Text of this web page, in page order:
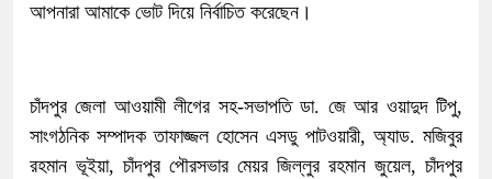
আপনারা আমাকে ভোট দিয়ে নির্বাচিত করেছেন।
চাঁদপুর জেলা আওয়ামী লীগের সহ-সভাপতি ডা. জে আর ওয়াদুদ টিপু,
সাংগঠনিক সম্পাদক তাফাজ্জল হোসেন এসডু পাটওয়ারী, অ্যাড. মজিবুর
রহমান ভূইয়া, চাঁদপুর পৌরসভার মেয়র জিল্লুর রহমান জুয়েল, চাঁদপুর